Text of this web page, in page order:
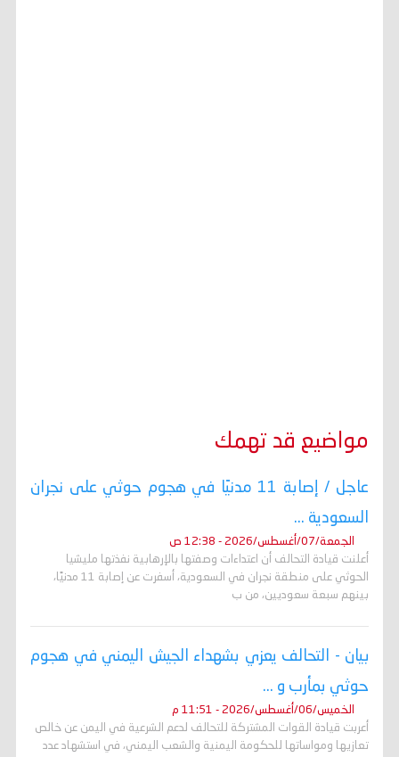
مواضيع قد تهمك
عاجل / إصابة 11 مدنيًا في هجوم حوثي على نجران
السعودية ...
الجمعة/07/أغسطس/2026 - 12:38 ص
أعلنت قيادة التحالف أن اعتداءات وصفتها بالإرهابية نفذتها مليشيا
الحوثي على منطقة نجران في السعودية، أسفرت عن إصابة 11 مدنيًا،
بينهم سبعة سعوديين، من ب
بيان - التحالف يعزي بشهداء الجيش اليمني في هجوم
حوثي بمأرب و ...
الخميس/06/أغسطس/2026 - 11:51 م
أعربت قيادة القوات المشتركة للتحالف لدعم الشرعية في اليمن عن خالص
تعازيها ومواساتها للحكومة اليمنية والشعب اليمني، في استشهاد عدد